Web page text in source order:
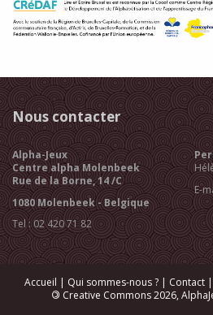
Nous contacter
Alpha-Jeux
Centre alpha Molenbeek
Rue de la Borne, 14 /C
1080 Molenbeek - Belgique
Tel : 02 420 71 82
E-
Accueil | Qui sommes-nous ? | Contact |
© Creative Commons 2026,